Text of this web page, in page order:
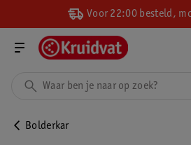
Voor 22:00 besteld,
Bolderkar